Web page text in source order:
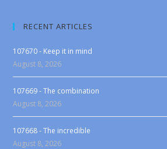
RECENT ARTICLES
107670 - Keep it in mind
August 8, 2026
107669 - The combination
August 8, 2026
107668 - The incredible
August 8, 2026